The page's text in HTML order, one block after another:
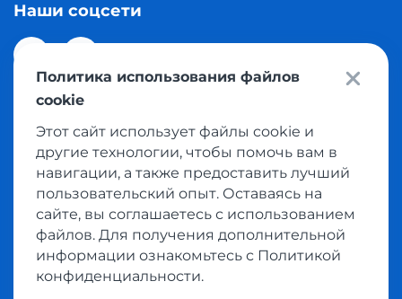
Наши соцсети
© 2026 Meest Shopping доставка покупок с интернет
магазинов мира в Казахстан. Все права защищены
Политика конфиденциальности
Публичная оферта
Условия пользования сервисом выкупа товаров
Политика использования файлов
cookie
Этот сайт использует файлы cookie и
другие технологии, чтобы помочь вам в
навигации, а также предоставить лучший
пользовательский опыт. Оставаясь на
сайте, вы соглашаетесь с использованием
файлов. Для получения дополнительной
информации ознакомьтесь с Политикой
конфиденциальности.